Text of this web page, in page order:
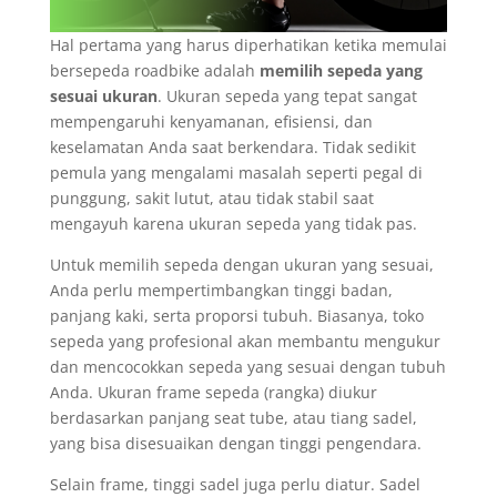
Hal pertama yang harus diperhatikan ketika memulai
bersepeda roadbike adalah memilih sepeda yang
sesuai ukuran. Ukuran sepeda yang tepat sangat
mempengaruhi kenyamanan, efisiensi, dan
keselamatan Anda saat berkendara. Tidak sedikit
pemula yang mengalami masalah seperti pegal di
punggung, sakit lutut, atau tidak stabil saat
mengayuh karena ukuran sepeda yang tidak pas.
Untuk memilih sepeda dengan ukuran yang sesuai,
Anda perlu mempertimbangkan tinggi badan,
panjang kaki, serta proporsi tubuh. Biasanya, toko
sepeda yang profesional akan membantu mengukur
dan mencocokkan sepeda yang sesuai dengan tubuh
Anda. Ukuran frame sepeda (rangka) diukur
berdasarkan panjang seat tube, atau tiang sadel,
yang bisa disesuaikan dengan tinggi pengendara.
Selain frame, tinggi sadel juga perlu diatur. Sadel